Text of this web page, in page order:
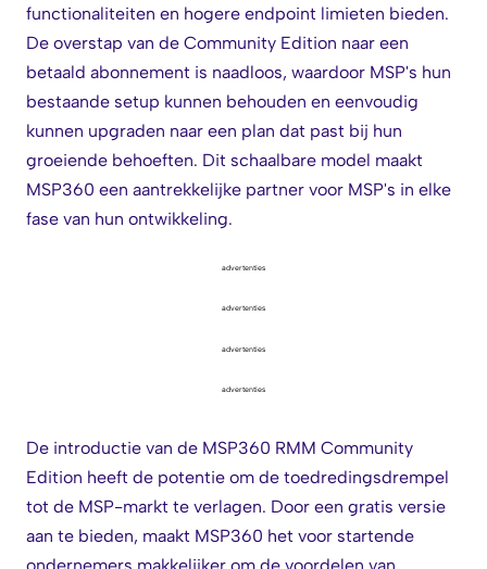
functionaliteiten en hogere endpoint limieten bieden.
De overstap van de Community Edition naar een
betaald abonnement is naadloos, waardoor MSP's hun
bestaande setup kunnen behouden en eenvoudig
kunnen upgraden naar een plan dat past bij hun
groeiende behoeften. Dit schaalbare model maakt
MSP360 een aantrekkelijke partner voor MSP's in elke
fase van hun ontwikkeling.
advertenties
advertenties
advertenties
advertenties
De introductie van de MSP360 RMM Community
Edition heeft de potentie om de toedredingsdrempel
tot de MSP-markt te verlagen. Door een gratis versie
aan te bieden, maakt MSP360 het voor startende